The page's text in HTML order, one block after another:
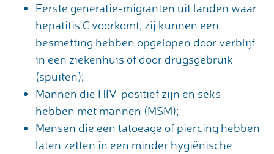
Eerste generatie-migranten uit landen waar
hepatitis C voorkomt; zij kunnen een
besmetting hebben opgelopen door verblijf
in een ziekenhuis of door drugsgebruik
(spuiten);
Mannen die HIV-positief zijn en seks
hebben met mannen (MSM);
Mensen die een tatoeage of piercing hebben
laten zetten in een minder hygiënische